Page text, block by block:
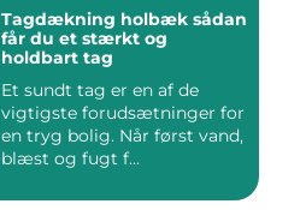
Tagdækning holbæk sådan
får du et stærkt og
holdbart tag
Et sundt tag er en af de
vigtigste forudsætninger for
en tryg bolig. Når først vand,
blæst og fugt f...